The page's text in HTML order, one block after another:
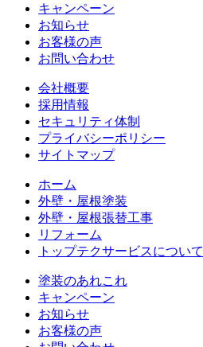
キャンペーン
お知らせ
お客様の声
お問い合わせ
会社概要
採用情報
セキュリティ体制
プライバシーポリシー
サイトマップ
ホーム
外壁・屋根塗装
外壁・屋根張替工事
リフォーム
トップテクサービスについて
塗装のあれこれ
キャンペーン
お知らせ
お客様の声